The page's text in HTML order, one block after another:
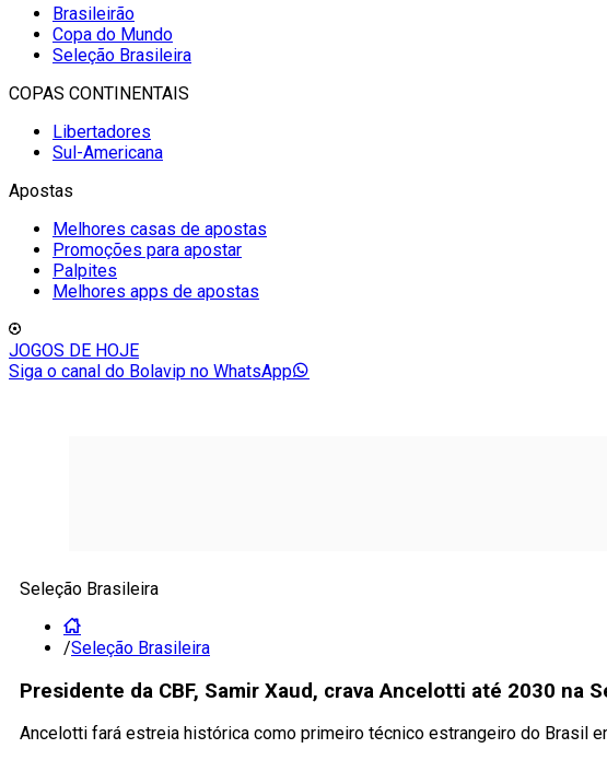
Brasileirão
Copa do Mundo
Seleção Brasileira
COPAS CONTINENTAIS
Libertadores
Sul-Americana
Apostas
Melhores casas de apostas
Promoções para apostar
Palpites
Melhores apps de apostas
JOGOS DE HOJE
Siga o canal do Bolavip no WhatsApp
Seleção Brasileira
/Seleção Brasileira
Presidente da CBF, Samir Xaud, crava Ancelotti até 2030 na
Ancelotti fará estreia histórica como primeiro técnico estrangeiro do Brasil